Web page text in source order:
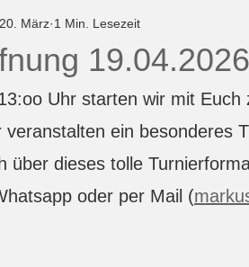
19.04.2026
20. März 1 Min. Lesezeit
Uhr starten wir mit Euch
ein besonderes
über dieses tolle
oder per Mail (